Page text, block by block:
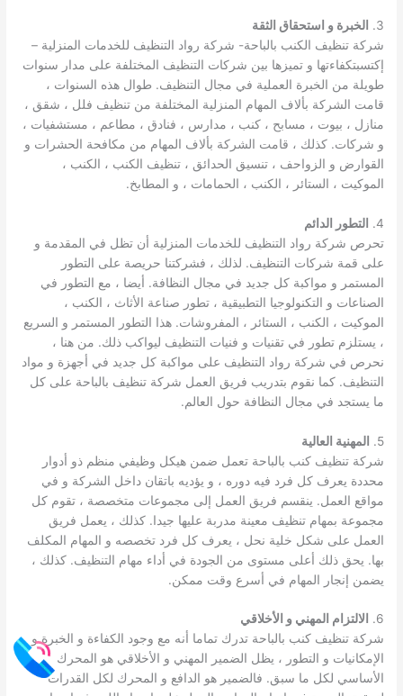
3.
الخبرة و استحقاق الثقة
شركة تنظيف الكنب بالباحة- شركة رواد التنظيف للخدمات المنزلية –
إكتسبتكفاءتها و تميزها بين شركات التنظيف المختلفة على مدار سنوات
طويلة من الخبرة العملية في مجال التنظيف. طوال هذه السنوات ،
قامت الشركة بألاف المهام المنزلية المختلفة من تنظيف فلل ، شقق ،
منازل ، بيوت ، مسابح ، كنب ، مدارس ، فنادق ، مطاعم ، مستشفيات ،
و شركات. كذلك ، قامت الشركة بألاف المهام من مكافحة الحشرات و
القوارض و الزواحف ، تنسيق الحدائق ، تنظيف الكنب ، الكنب ،
الموكيت ، الستائر ، الكنب ، الحمامات ، و المطابخ.
4.
التطور الدائم
تحرص شركة رواد التنظيف للخدمات المنزلية أن تظل في المقدمة و
على قمة شركات التنظيف. لذلك ، فشركتنا حريصة على التطور
المستمر و مواكبة كل جديد في مجال النظافة. أيضا ، مع التطور في
الصناعات و التكنولوجيا التطبيقية ، تطور صناعة الأثاث ، الكنب ،
الموكيت ، الكنب ، الستائر ، المفروشات. هذا التطور المستمر و السريع
، يستلزم تطور في تقنيات و فنيات التنظيف ليواكب ذلك. من هنا ،
نحرص في شركة رواد التنظيف على مواكبة كل جديد في أجهزة و مواد
التنظيف. كما نقوم بتدريب فريق العمل شركة تنظيف بالباحة على كل
ما يستجد في مجال النظافة حول العالم.
5.
المهنية العالية
شركة تنظيف كنب بالباحة تعمل ضمن هيكل وظيفي منظم ذو أدوار
محددة يعرف كل فرد فيه دوره ، و يؤديه باتقان داخل الشركة و في
مواقع العمل. ينقسم فريق العمل إلى مجموعات متخصصة ، تقوم كل
مجموعة بمهام تنظيف معينة مدربة عليها جيدا. كذلك ، يعمل فريق
العمل على شكل خلية نحل ، يعرف كل فرد تخصصه و المهام المكلف
بها. يحق ذلك أعلى مستوى من الجودة في أداء مهام التنظيف. كذلك ،
يضمن إنجار المهام في أسرع وقت ممكن.
6.
الالتزام المهني و الأخلاقي
شركة تنظيف كنب بالباحة تدرك تماما أنه مع وجود الكفاءة و الخبرة و
الإمكانيات و التطور ، يظل الضمير المهني و الأخلاقي هو المحرك
الأساسي لكل ما سبق. فالضمير هو الدافع و المحرك لكل القدرات